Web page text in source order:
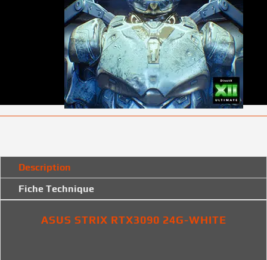
Description
Fiche Technique
ASUS STRIX RTX3090 24G-WHITE